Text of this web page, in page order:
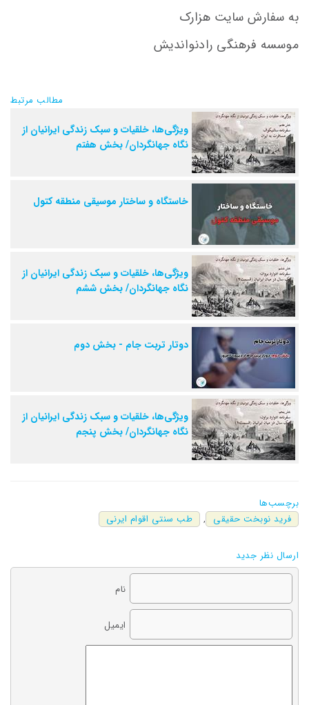
به سفارش سایت هزارک
موسسه فرهنگی رادنواندیش
مطالب مرتبط
ویژگی‌ها، خلقیات و سبک زندگی ایرانیان از
نگاه جهانگردان/ بخش هفتم
خاستگاه و ساختار موسیقی منطقه کتول
ویژگی‌ها، خلقیات و سبک زندگی ایرانیان از
نگاه جهانگردان/ بخش ششم
دوتار تربت جام - بخش دوم
ویژگی‌ها، خلقیات و سبک زندگی ایرانیان از
نگاه جهانگردان/ بخش پنجم
برچسب‌ها
فرید نوبخت حقیقی
, طب سنتی اقوام ایرنی
ارسال نظر جدید
نام
ایمیل